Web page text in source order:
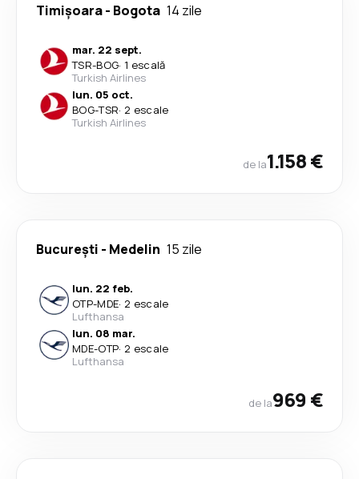
Timișoara- Bogota 14 zile
mar. 22 sept.
TSR-BOG· 1 escală
Turkish Airlines
lun. 05 oct.
BOG-TSR· 2 escale
Turkish Airlines
de la1.158 €
București - Medelin 15 zile
lun. 22 feb.
OTP-MDE· 2 escale
Lufthansa
lun. 08 mar.
MDE-OTP· 2 escale
Lufthansa
de la969 €